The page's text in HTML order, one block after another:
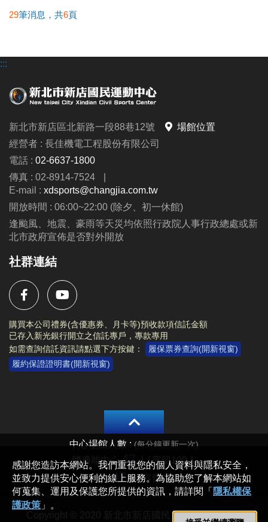
29筆消息，共6頁
:::
新北市新店區北新路一段88巷12號
場館位置
經營者 : 長佳機電工程股份有限公司
電話 : 02-6637-1800
傳真 : 02-8914-7524
E-mail : xdsports@changjia.com.tw
開放時間 : 06:00~22:00 (除夕、初一休館)
逢颱風、地震、豪雨等天災均依照行政院人事行政總處或新
北市政府宣佈是否對外開放
社群連結
購買本公司禮券(含優惠券、月卡等)預收款項信託金額
已存入新光銀行開立之信託專戶，專款專用
如需查詢信託資訊請點選下方按鍵：
履保票券查詢(開新視窗)
履約保證證明書(開新視窗)
Copyright © 2020 新北市新店國民運動中心 All rights